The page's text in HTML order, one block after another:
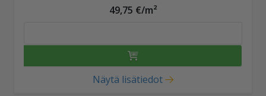
49,75 €/m²
Näytä lisätiedot